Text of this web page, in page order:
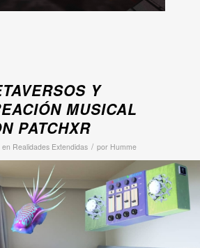
Y
MUSICAL
PATCHXR
en Realidades Extendidas / por Humme